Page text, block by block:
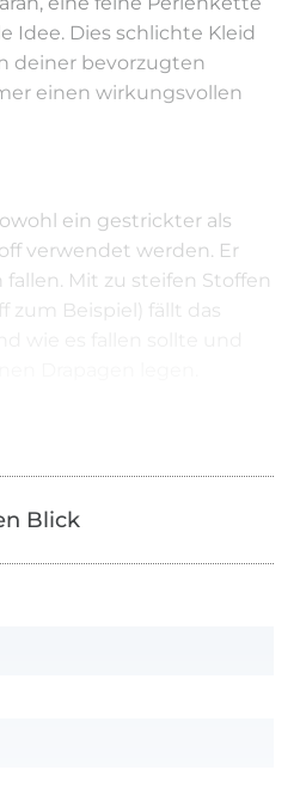
Idee. Dies schlichte Kleid
deiner bevorzugten
einen wirkungsvollen
ein gestrickter als
verwendet werden. Er
Mit zu steifen Stoffen
zum Beispiel) fällt das
Blick